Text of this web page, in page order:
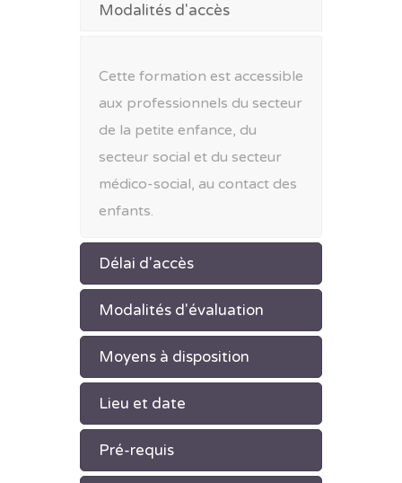
Modalités d'accès
Cette formation est accessible
aux professionnels du secteur
de la petite enfance, du
secteur social et du secteur
médico-social, au contact des
enfants.
Délai d'accès
Modalités d'évaluation
Moyens à disposition
Lieu et date
Pré-requis